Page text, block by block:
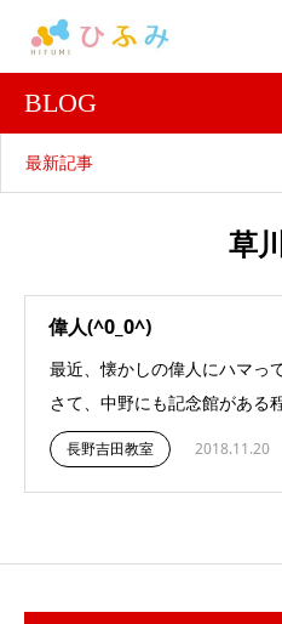
BLOG
最新記事
草
偉人(^0_0^)
最近、懐かしの偉人にハマ
さて、中野にも記念館がある
長野吉田教室 2018.11.20